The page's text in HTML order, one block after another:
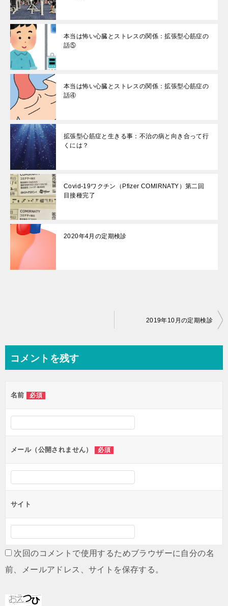
本当は怖い心臓とストレスの関係：拡張型心筋症の
話⑤
本当は怖い心臓とストレスの関係：拡張型心筋症の
話④
拡張型心筋症と生きる事：不治の病と向き合って行
くには？
Covid-19ワクチン（Pfizer COMIRNATY）第二回
目接種完了
2020年4月の定期検診
ビ
ー
シ
ョ
ン
2019年10月の定期検診
コメントを残す
名前 必須
メール（公開されません） 必須
サイト
次回のコメントで使用するためブラウザーに自分の名
前、メールアドレス、サイトを保存する。